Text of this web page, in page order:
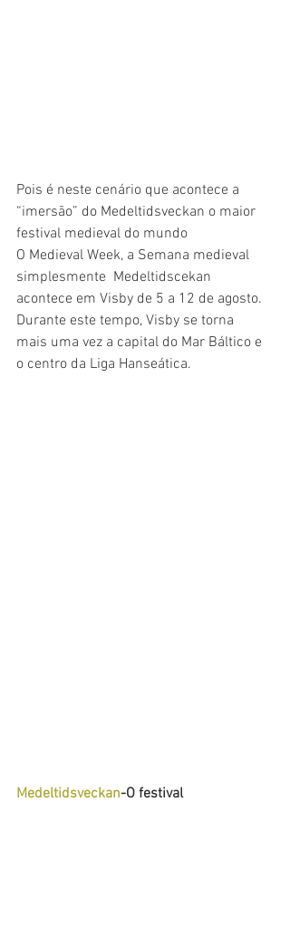
Pois é neste cenário que acontece a
“imersão” do Medeltidsveckan o maior
festival medieval do mundo
O Medieval Week, a Semana medieval
simplesmente  Medeltidscekan
acontece em Visby de 5 a 12 de agosto.
Durante este tempo, Visby se torna
mais uma vez a capital do Mar Báltico e
o centro da Liga Hanseática.
Medeltidsveckan-O festival